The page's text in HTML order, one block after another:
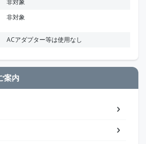
非対象
ACアダプター等は使用なし
案内